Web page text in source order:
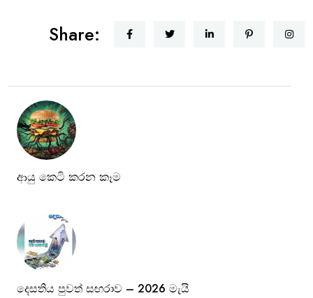
Share:
ආයු කෙටි කරන කෑම
දෙසතිය පුවත් සඟරාව – 2026 මැයි